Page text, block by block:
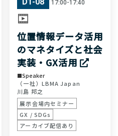
17:00-17:40
位置情報データ活用
のマネタイズと社会
実装・GX活用
Speaker
（一社）LBMA Japan
川島 邦之
展示会場内セミナー
GX / SDGs
アーカイブ配信あり